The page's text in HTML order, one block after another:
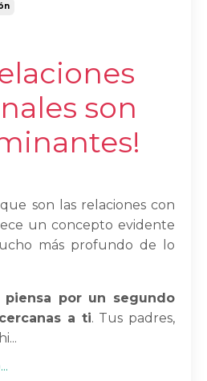
son
son las relaciones con
un concepto evidente
más profundo de lo
por un segundo
a ti. Tus padres,